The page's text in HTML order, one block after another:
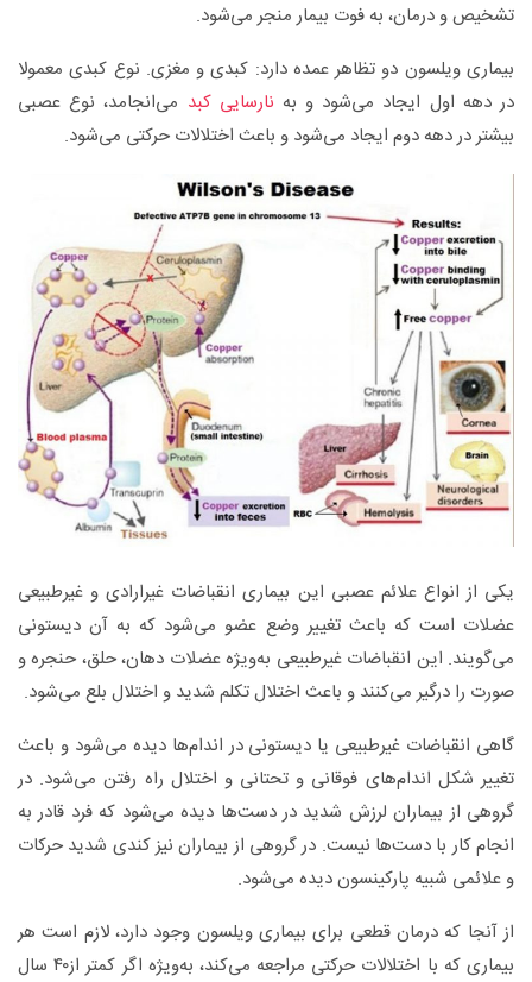
تشخیص و درمان، به فوت بیمار منجر می‌شود.
بیماری ویلسون دو تظاهر عمده دارد: کبدی و مغزی. نوع کبدی معمولا
در دهه اول ایجاد می‌شود و به نارسایی کبد می‌انجامد، نوع عصبی
بیشتر در دهه دوم ایجاد می‌شود و باعث اختلالات حرکتی می‌شود.
یکی از انواع علائم عصبی این بیماری انقباضات غیر‌ارادی و غیر‌طبیعی
عضلات است که باعث تغییر وضع عضو می‌شود که به آن دیستونی
می‌گویند. این انقباضات غیر‌طبیعی به‌ویژه عضلات دهان، حلق، حنجره و
صورت را درگیر می‌کنند و باعث اختلال تکلم شدید و اختلال بلع می‌شود.
گاهی انقباضات غیر‌طبیعی یا دیستونی در اندام‌ها دیده می‌شود و باعث
تغییر شکل اندام‌های فوقانی و تحتانی و اختلال راه رفتن می‌شود.‌ در
گروهی از بیماران لرزش شدید در دست‌ها دیده می‌شود که فرد قادر به
انجام کار با دست‌ها نیست‌. در گروهی از بیماران نیز کندی شدید حرکات
و علائمی شبیه پارکینسون دیده می‌شود.‌
از آنجا که درمان قطعی برای بیماری ویلسون وجود دارد، لازم است هر
بیماری که با اختلالات حرکتی مراجعه می‌کند، به‌ویژه اگر کمتر از۴۰ سال